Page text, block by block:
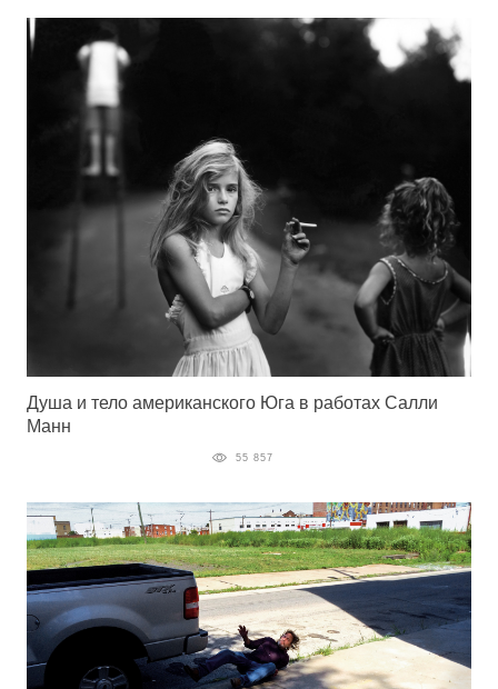
Душа и тело американского Юга в работах Салли
Манн
55 857